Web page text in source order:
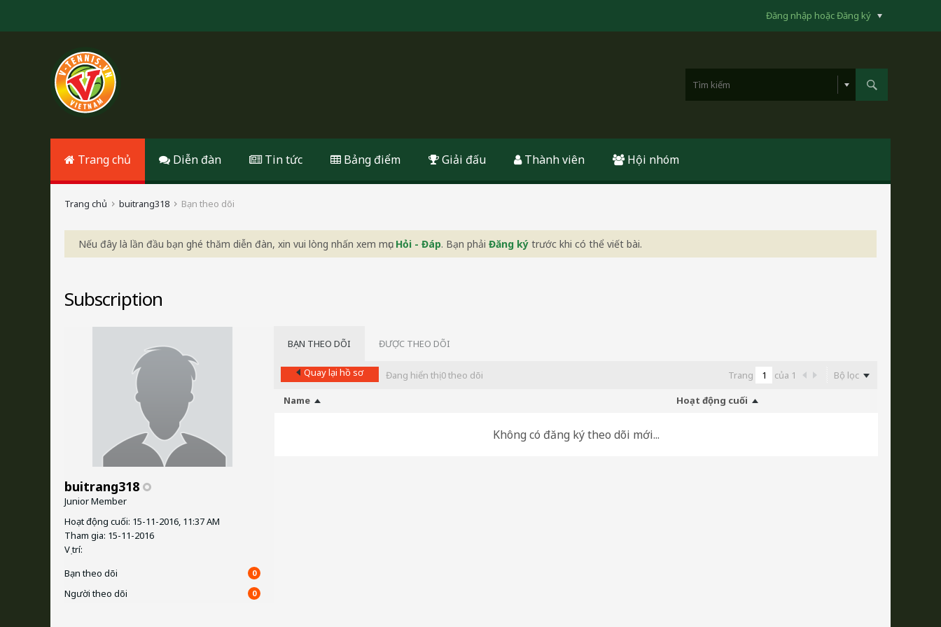
Đăng nhập hoặc Đăng ký
Trang chủ Diễn đàn Tin tức Bảng điểm Giải đấu Thành viên Hội nhóm
Trang chủ buitrang318 Bạn theo dõi
Nếu đây là lần đầu bạn ghé thăm diễn đàn, xin vui lòng nhấn xem mục Hỏi - Đáp. Bạn phải Đăng ký trước khi có thể viết bài.
Subscription
buitrang318
Junior Member
Hoạt động cuối: 15-11-2016, 11:37 AM
Tham gia: 15-11-2016
Vị trí:
Bạn theo dõi
0
Người theo dõi 0
BẠN THEO DÕI ĐƯỢC THEO DÕI
Quay lại hồ sơ Đang hiển thị0theo dõi Trang của 1
Bộ lọc
Name
Hoạt động cuối
Không có đăng ký theo dõi mới...